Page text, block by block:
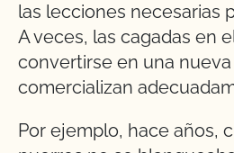
las lecciones necesarias
A veces, las cagadas en
convertirse en una
comercializan
Por ejemplo, hace años,